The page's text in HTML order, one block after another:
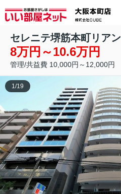
セレニテ堺筋本町リアン
8万円～10.6万円
管理/共益費 10,000円～12,000円
1/19